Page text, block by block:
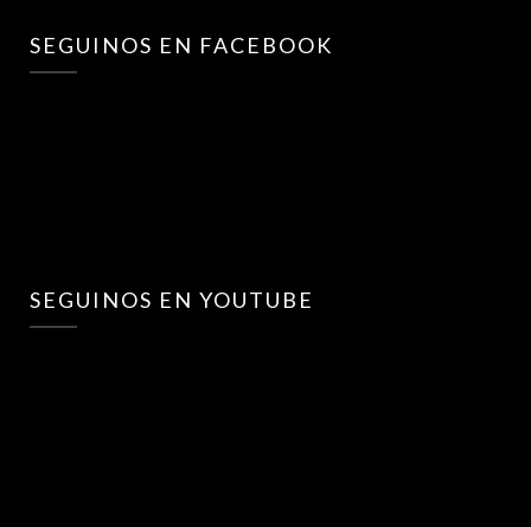
SEGUINOS EN FACEBOOK
SEGUINOS EN YOUTUBE